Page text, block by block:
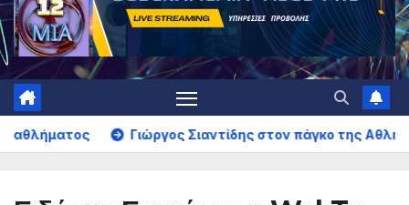
Γιώργος Σιαντίδης στον πάγκο της Αθλητικής